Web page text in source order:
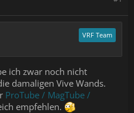
VRF Team
ich zwar noch nicht
damaligen Vive Wands.
ProTube / MagTube /
empfehlen.